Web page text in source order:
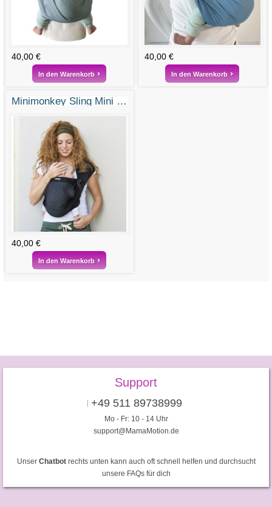
40,00 €
In den Warenkorb
40,00 €
In den Warenkorb
Minimonkey Sling Mini Sling Aquasling black schwarz
40,00 €
In den Warenkorb
Support
+49 511 89738999
Mo - Fr: 10 - 14 Uhr
support@MamaMotion.de
Unser Chatbotrechts unten kann auch oft schnell helfen und durchsucht
unsere FAQs für dich